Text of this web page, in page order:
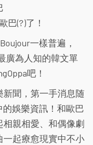
巴(?)了！
一樣普遍，
廣為人知的韓文單
吧！
新聞，第一手消息随
娛樂資訊！和歐巴
親相愛、和偶像劇
起療愈現實中不小